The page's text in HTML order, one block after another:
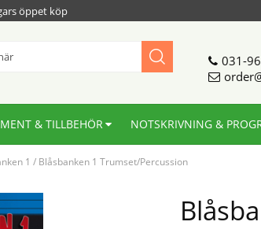
öppet köp
031-
& TILLBEHÖR NOTSKRIVNING &
1 / Blåsbanken 1 Trumset/Percussion